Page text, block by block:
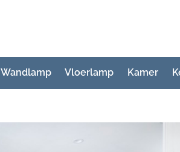
Wandlamp Vloerlamp Kamer